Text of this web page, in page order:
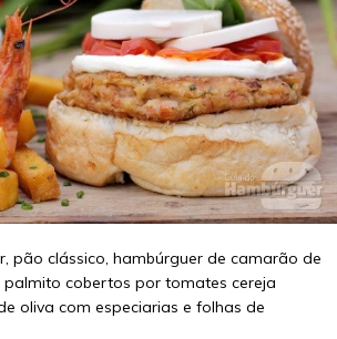
pão clássico, hambúrguer de camarão de
palmito cobertos por tomates cereja
oliva com especiarias e folhas de